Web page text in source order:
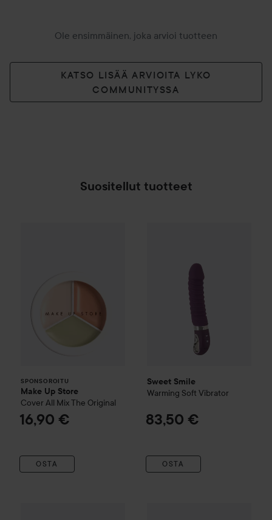
Ole ensimmäinen, joka arvioi tuotteen
KATSO LISÄÄ ARVIOITA LYKO
COMMUNITYSSA
Suositellut tuotteet
SPONSOROITU
Make Up Store
Cover All MixThe Original
16,90 €
OSTA
Sweet Smile
Warming Soft Vibrator
83,50 €
OSTA